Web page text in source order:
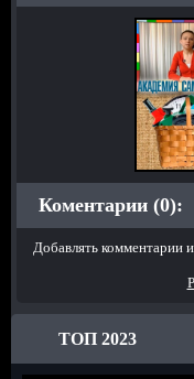
Коментарии (0):
Добавлять комментарии
ТОП 2023